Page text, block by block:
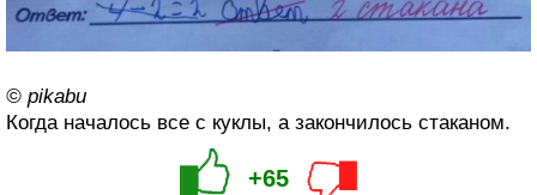
© pikabu
Когда началось все с куклы, а закончилось стаканом.
+65